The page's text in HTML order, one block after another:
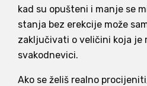
kad su opušteni i manje se
stanja bez erekcije može
zaključivati o veličini koja je
svakodnevici.
Ako se želiš realno